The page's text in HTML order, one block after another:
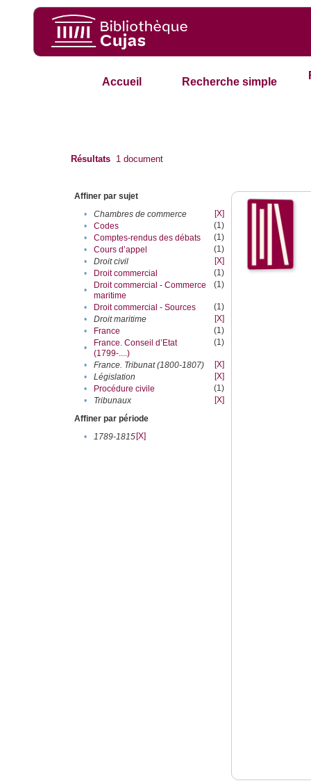
Accueil Recherche simple
Résultats 1 document
Affiner par sujet
•
Chambres de commerce
[X]
•
Codes
(1)
•
Comptes-rendus des débats
(1)
•
Cours d’appel
(1)
•
Droit civil
[X]
•
Droit commercial
(1)
•
Droit commercial - Commerce
maritime
(1)
• Droit commercial - Sources
(1)
•
Droit maritime
[X]
•
France
(1)
•
France. Conseil d’Etat
(1799-....)
(1)
• France. Tribunat (1800-1807)
[X]
•
Législation
[X]
•
Procédure civile
(1)
•
Tribunaux
[X]
Affiner par période
•
1789-1815[X]